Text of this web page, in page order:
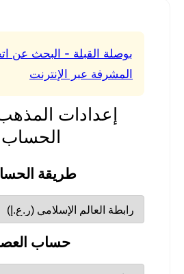
بوصلة القبلة - البحث عن
المشرفة عبر الإنترنت
إعدادات
الحساب
طريقة
حساب